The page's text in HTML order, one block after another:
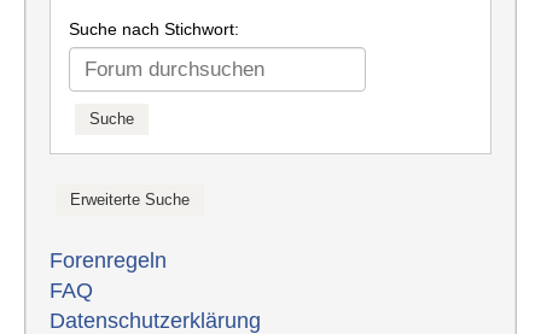
Suche nach Stichwort:
Forenregeln
FAQ
Datenschutzerklärung